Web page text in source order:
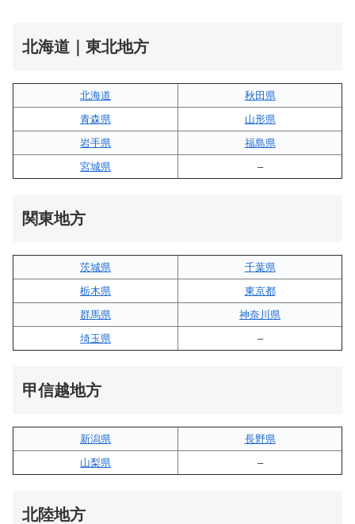
北海道｜東北地方
北海道
秋田県
青森県
山形県
岩手県
福島県
宮城県
–
関東地方
茨城県
千葉県
栃木県
東京都
群馬県
神奈川県
埼玉県
–
甲信越地方
新潟県
長野県
山梨県
–
北陸地方